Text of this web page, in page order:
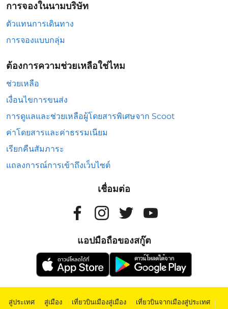
การจองในนามบริษัท
ตัวแทนการเดินทาง
การจองแบบกลุ่ม
ต้องการความช่วยเหลือใช่ไหม
ช่วยเหลือ
เงื่อนไขการขนส่ง
การดูแลและช่วยเหลือผู้โดยสารพิเศษจาก Scoot
ค่าโดยสารและค่าธรรมเนียม
เรียกคืนสัมภาระ
แถลงการณ์การเข้าถึงเว็บไซต์
เชื่อมต่อ
แอปมือถือของสกู๊ต
สู่ประเทศ | สู่เมือง | เที่ยวบินเมืองสู่เมือง | เที่ยวบินจากเมืองสู่ประเทศ |